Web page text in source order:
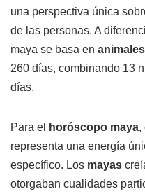
una perspectiva única
de las personas. A
maya se basa en animales
260 días, combinando 13
días.
Para el horóscopo maya,
representa una energía
específico. Los mayas
otorgaban cualidades